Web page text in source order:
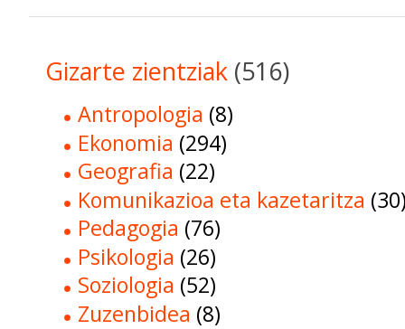
Gizarte zientziak (516)
Antropologia (8)
Ekonomia (294)
Geografia (22)
Komunikazioa eta kazetaritza
Pedagogia (76)
Psikologia (26)
Soziologia (52)
Zuzenbidea (8)